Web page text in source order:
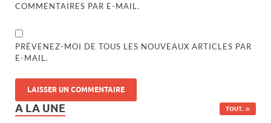
COMMENTAIRES PAR E-MAIL.
PRÉVENEZ-MOI DE TOUS LES NOUVEAUX ARTICLES PAR
E-MAIL.
A LA UNE TOUT..